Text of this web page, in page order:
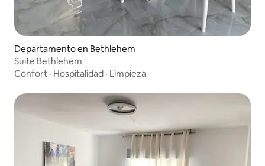
Departamento en Bethlehem
Suite Bethlehem
Confort · Hospitalidad · Limpieza